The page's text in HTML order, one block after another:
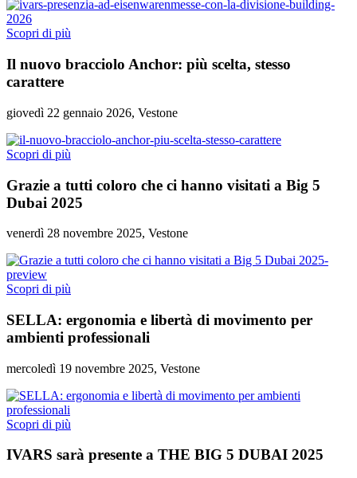
Scopri di più
Il nuovo bracciolo Anchor: più scelta, stesso
carattere
giovedì 22 gennaio 2026, Vestone
Scopri di più
Grazie a tutti coloro che ci hanno visitati a Big 5
Dubai 2025
venerdì 28 novembre 2025, Vestone
Scopri di più
SELLA: ergonomia e libertà di movimento per
ambienti professionali
mercoledì 19 novembre 2025, Vestone
Scopri di più
IVARS sarà presente a THE BIG 5 DUBAI 2025